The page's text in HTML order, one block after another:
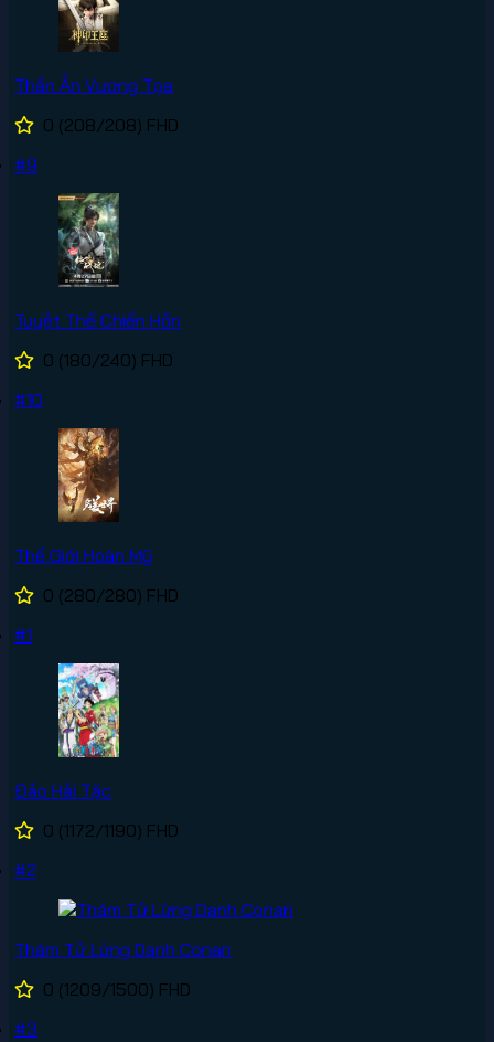
Thần Ấn Vương Tọa
0 (208/208) FHD
#9
Tuyệt Thế Chiến Hồn
0 (180/240) FHD
#10
Thế Giới Hoàn Mỹ
0 (280/280) FHD
#1
Đảo Hải Tặc
0 (1172/1190) FHD
#2
Thám Tử Lừng Danh Conan
0 (1209/1500) FHD
#3